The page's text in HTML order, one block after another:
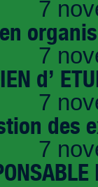
7
7
d’
7
des
7